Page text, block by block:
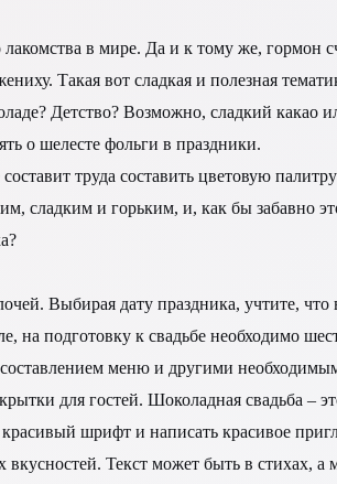
в мире. Да и к тому же, гормон
Такая вот сладкая и полезная
Детство? Возможно, сладкий какао
о шелесте фольги в праздники.
труда составить цветовую
сладким и горьким, и, как бы забавно
Выбирая дату праздника, учтите, что
подготовку к свадьбе необходимо
меню и другими
для гостей. Шоколадная свадьба
шрифт и написать красивое
Текст может быть в стихах,